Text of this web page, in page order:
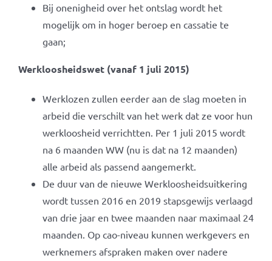
Bij onenigheid over het ontslag wordt het
mogelijk om in hoger beroep en cassatie te
gaan;
Werkloosheidswet (vanaf 1 juli 2015)
Werklozen zullen eerder aan de slag moeten in
arbeid die verschilt van het werk dat ze voor hun
werkloosheid verrichtten. Per 1 juli 2015 wordt
na 6 maanden WW (nu is dat na 12 maanden)
alle arbeid als passend aangemerkt.
De duur van de nieuwe Werkloosheidsuitkering
wordt tussen 2016 en 2019 stapsgewijs verlaagd
van drie jaar en twee maanden naar maximaal 24
maanden. Op cao-niveau kunnen werkgevers en
werknemers afspraken maken over nadere